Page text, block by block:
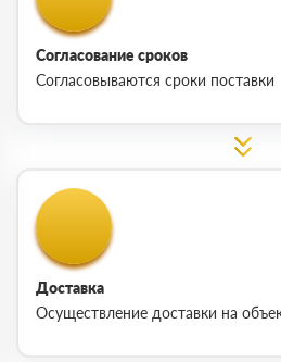
Согласование сроков
Согласовываются сроки поставки
Доставка
Осуществление доставки на